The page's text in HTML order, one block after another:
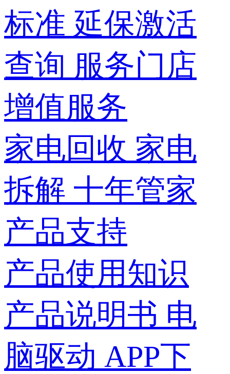
标准 延保激活
查询 服务门店
增值服务
家电回收 家电
拆解 十年管家
产品支持
产品使用知识
产品说明书 电
脑驱动 APP下